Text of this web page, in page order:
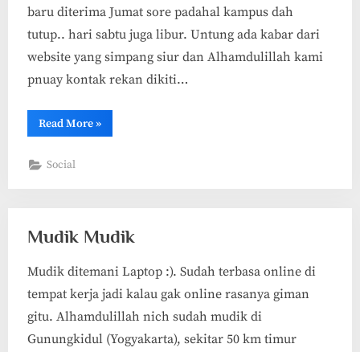
baru diterima Jumat sore padahal kampus dah
tutup.. hari sabtu juga libur. Untung ada kabar dari
website yang simpang siur dan Alhamdulillah kami
pnuay kontak rekan dikiti…
Read More“Perjalanan
Panjang
»
Social
Mudik Mudik
Mudik ditemani Laptop :). Sudah terbasa online di
tempat kerja jadi kalau gak online rasanya giman
gitu. Alhamdulillah nich sudah mudik di
Gunungkidul (Yogyakarta), sekitar 50 km timur